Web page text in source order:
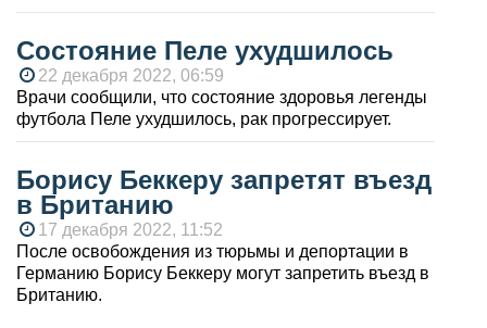
Состояние Пеле ухудшилось
22 декабря 2022, 06:59
Врачи сообщили, что состояние здоровья легенды
футбола Пеле ухудшилось, рак прогрессирует.
Борису Беккеру запретят въезд
в Британию
17 декабря 2022, 11:52
После освобождения из тюрьмы и депортации в
Германию Борису Беккеру могут запретить въезд в
Британию.